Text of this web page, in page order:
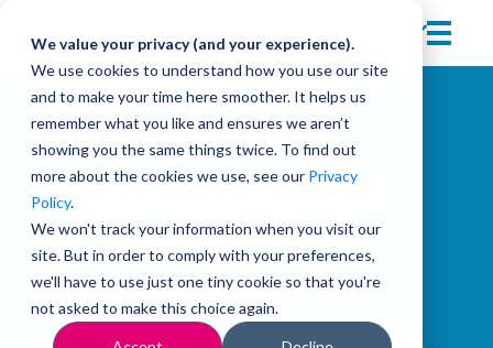
We value your privacy (and your experience).
We use cookies to understand how you use our site
and to make your time here smoother. It helps us
remember what you like and ensures we aren’t
showing you the same things twice. To find out
more about the cookies we use, see our Privacy
Policy.
We won't track your information when you visit our
site. But in order to comply with your preferences,
we'll have to use just one tiny cookie so that you're
not asked to make this choice again.
Välkommen
till